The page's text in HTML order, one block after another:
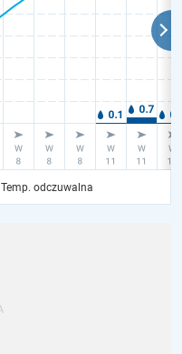
Temp. odczuwalna